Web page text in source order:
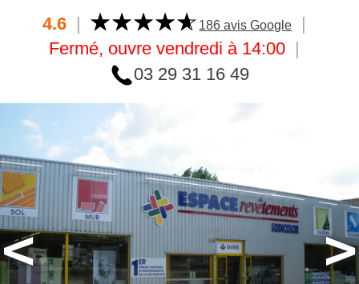
4.6 186 avis Google
Fermé, ouvre vendredi à 14:00
03 29 31 16 49
< >